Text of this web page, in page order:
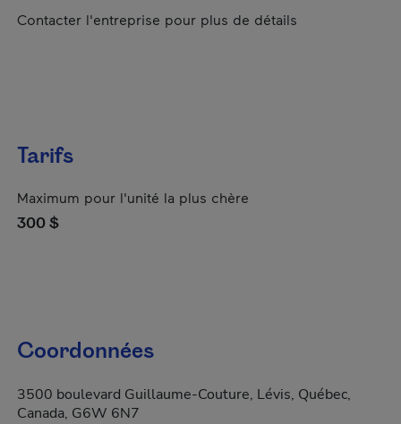
Contacter l'entreprise pour plus de détails
Tarifs
Maximum pour l'unité la plus chère
300 $
Coordonnées
3500 boulevard Guillaume-Couture, Lévis, Québec,
Canada, G6W 6N7